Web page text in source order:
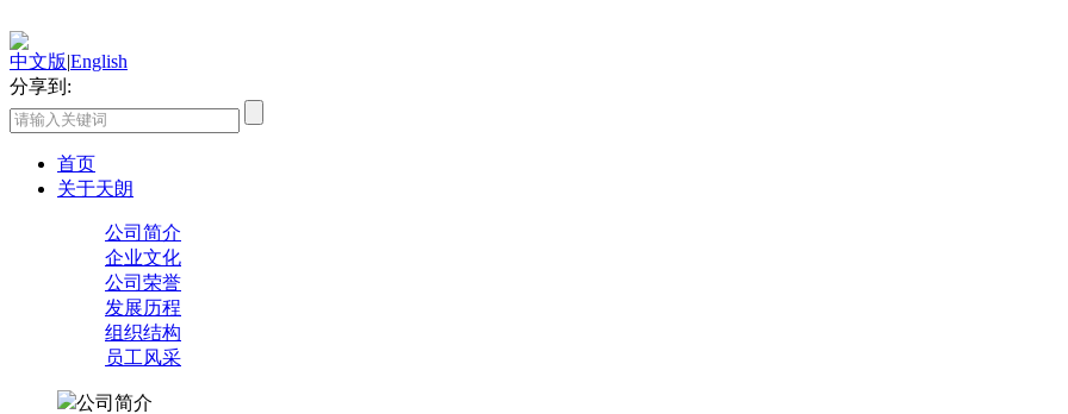
中文版|English
分享到:
首页
关于天朗
公司简介
企业文化
公司荣誉
发展历程
组织结构
员工风采
公司简介